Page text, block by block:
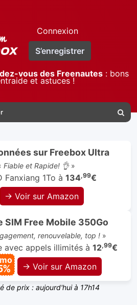
Connexion
S’enregistrer
vous des Freenautes: bons
et astuces !
sur Freebox Ultra
Fiable et Rapide! 👌»
Fanxiang 1To à 134,99€
→ Voir sur Amazon
SIM Free Mobile 350Go
renouvelable, top !»
avec appels illimités à 12,99€
→ Voir sur Amazon
de prix : aujourd'hui à 17h14